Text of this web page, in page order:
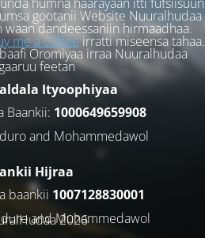
gootanii Website Nuuralhudaa
dandeessaniin hirmaadhaa.
me a coffeeirratti miseensa tahaa.
Oromiyaa irraa Nuuralhudaa
feetan
Ityoophiyaa
Baankii: 1000649659908
and Mohammedawol
Hijraa
baankii 1007128830001
and Muhammedawol
2026